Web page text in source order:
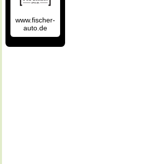
www.fischer-
auto.de